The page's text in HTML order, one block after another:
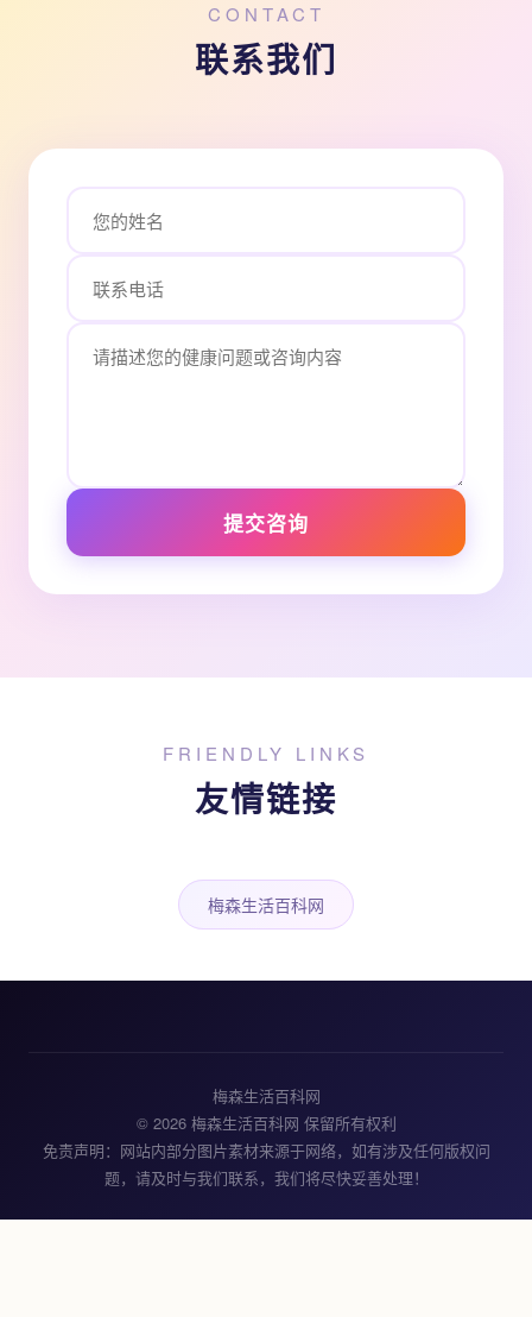
CONTACT
联系我们
提交咨询
FRIENDLY LINKS
友情链接
梅森生活百科网
梅森生活百科网
© 2026 梅森生活百科网 保留所有权利
免责声明：网站内部分图片素材来源于网络，如有涉及任何版权问
题，请及时与我们联系，我们将尽快妥善处理！